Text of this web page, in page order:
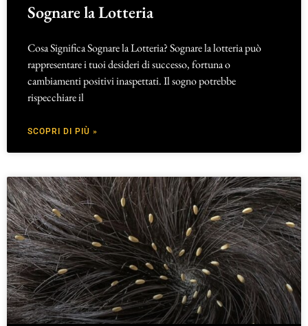
Sognare la Lotteria
Cosa Significa Sognare la Lotteria? Sognare la lotteria può
rappresentare i tuoi desideri di successo, fortuna o
cambiamenti positivi inaspettati. Il sogno potrebbe
rispecchiare il
SCOPRI DI PIÙ »